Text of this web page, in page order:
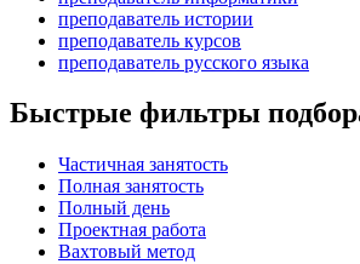
преподаватель истории
преподаватель курсов
преподаватель русского языка
Быстрые фильтры
Частичная занятость
Полная занятость
Полный день
Проектная работа
Вахтовый метод